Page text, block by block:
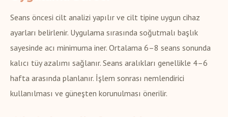
Seans öncesi cilt analizi yapılır ve cilt tipine uygun cihaz
ayarları belirlenir. Uygulama sırasında soğutmalı başlık
sayesinde acı minimuma iner. Ortalama 6–8 seans sonunda
kalıcı tüy azalımı sağlanır. Seans aralıkları genellikle 4–6
hafta arasında planlanır. İşlem sonrası nemlendirici
kullanılması ve güneşten korunulması önerilir.